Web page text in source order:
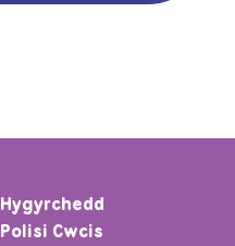
Hygyrchedd
Polisi Cwcis